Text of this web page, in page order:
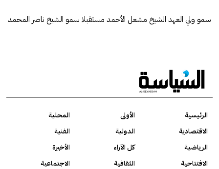
سمو ولي العهد الشيخ مشعل الأحمد مستقبلا سمو الشيخ ناصر المحمد
الرئيسية الأولى
المحلية
الاقتصادية
الدولية
الفنية
الرياضية
كل الآراء
الأخيرة
الافتتاحية
الثقافية
الاجتماعية